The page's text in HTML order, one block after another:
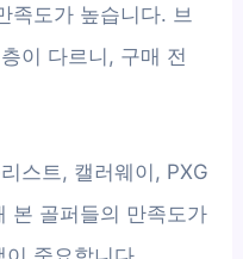
족도가 높습니다. 브
이 다르니, 구매 전
스트, 캘러웨이, PXG
본 골퍼들의 만족도가